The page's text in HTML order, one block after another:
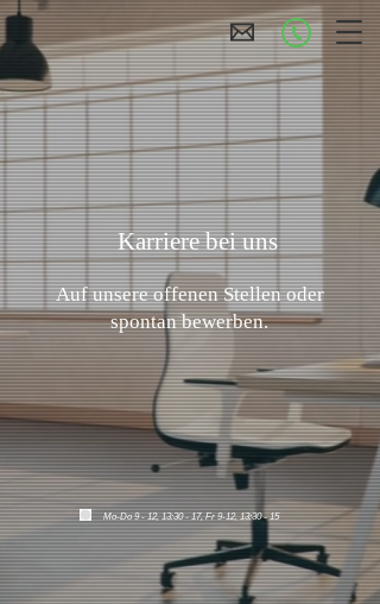
Karriere bei uns
Auf unsere offenen Stellen oder
spontan bewerben.
Mo-Do 9 - 12, 13:30 - 17, Fr 9-12, 13:30 - 15